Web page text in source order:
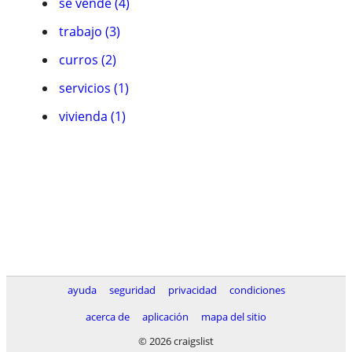
trabajo (3)
curros (2)
servicios (1)
vivienda (1)
ayuda seguridad privacidad
condiciones
acerca de
aplicación
mapa del sitio
© 2026 craigslist